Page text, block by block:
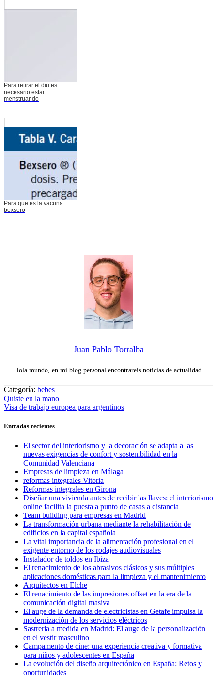
Para retirar el diu es
necesario estar
menstruando
Para que es la vacuna
bexsero
Juan Pablo Torralba
Hola mundo, en mi blog personal encontrareis noticias de actualidad.
Categoría: bebes
Navegación
de
entradas
Entrada
anterior:
Quiste en la mano
Entrada
Visa de trabajo europea para argentinos
Entradas recientes
El sector del interiorismo y la decoración se adapta a las
nuevas exigencias de confort y sostenibilidad en la
Comunidad Valenciana
Empresas de limpieza en Málaga
reformas integrales Vitoria
Reformas integrales en Girona
Diseñar una vivienda antes de recibir las llaves: el interiorismo
online facilita la puesta a punto de casas a distancia
Team building para empresas en Madrid
La transformación urbana mediante la rehabilitación de
edificios en la capital española
La vital importancia de la alimentación profesional en el
exigente entorno de los rodajes audiovisuales
Instalador de toldos en Ibiza
El renacimiento de los abrasivos clásicos y sus múltiples
aplicaciones domésticas para la limpieza y el mantenimiento
Arquitectos en Elche
El renacimiento de las impresiones offset en la era de la
comunicación digital masiva
El auge de la demanda de electricistas en Getafe impulsa la
modernización de los servicios eléctricos
Sastrería a medida en Madrid: El auge de la personalización
en el vestir masculino
Campamento de cine: una experiencia creativa y formativa
para niños y adolescentes en España
La evolución del diseño arquitectónico en España: Retos y
oportunidades